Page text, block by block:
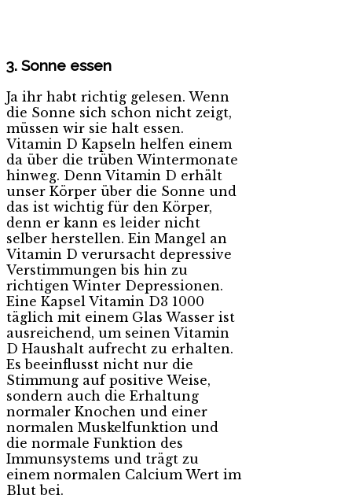
3. Sonne essen
Ja ihr habt richtig gelesen. Wenn
die Sonne sich schon nicht zeigt,
müssen wir sie halt essen.
Vitamin D Kapseln helfen einem
da über die trüben Wintermonate
hinweg. Denn Vitamin D erhält
unser Körper über die Sonne und
das ist wichtig für den Körper,
denn er kann es leider nicht
selber herstellen. Ein Mangel an
Vitamin D verursacht depressive
Verstimmungen bis hin zu
richtigen Winter Depressionen.
Eine Kapsel Vitamin D3 1000
täglich mit einem Glas Wasser ist
ausreichend, um seinen Vitamin
D Haushalt aufrecht zu erhalten.
Es beeinflusst nicht nur die
Stimmung auf positive Weise,
sondern auch die Erhaltung
normaler Knochen und einer
normalen Muskelfunktion und
die normale Funktion des
Immunsystems und trägt zu
einem normalen Calcium Wert im
Blut bei.